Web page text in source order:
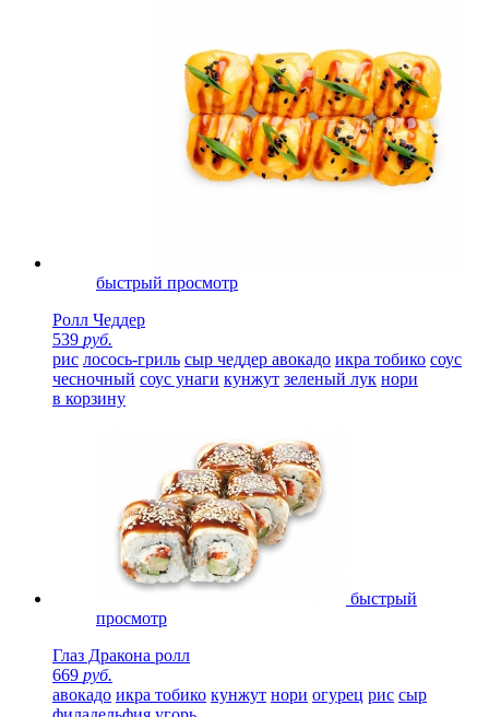
быстрый просмотр
Ролл Чеддер
539 руб.
рис лосось-гриль сыр чеддер авокадо икра тобико соус
чесночный соус унаги кунжут зеленый лук нори
в корзину
быстрый
просмотр
Глаз Дракона ролл
669 руб.
авокадо икра тобико кунжут нори огурец рис сыр